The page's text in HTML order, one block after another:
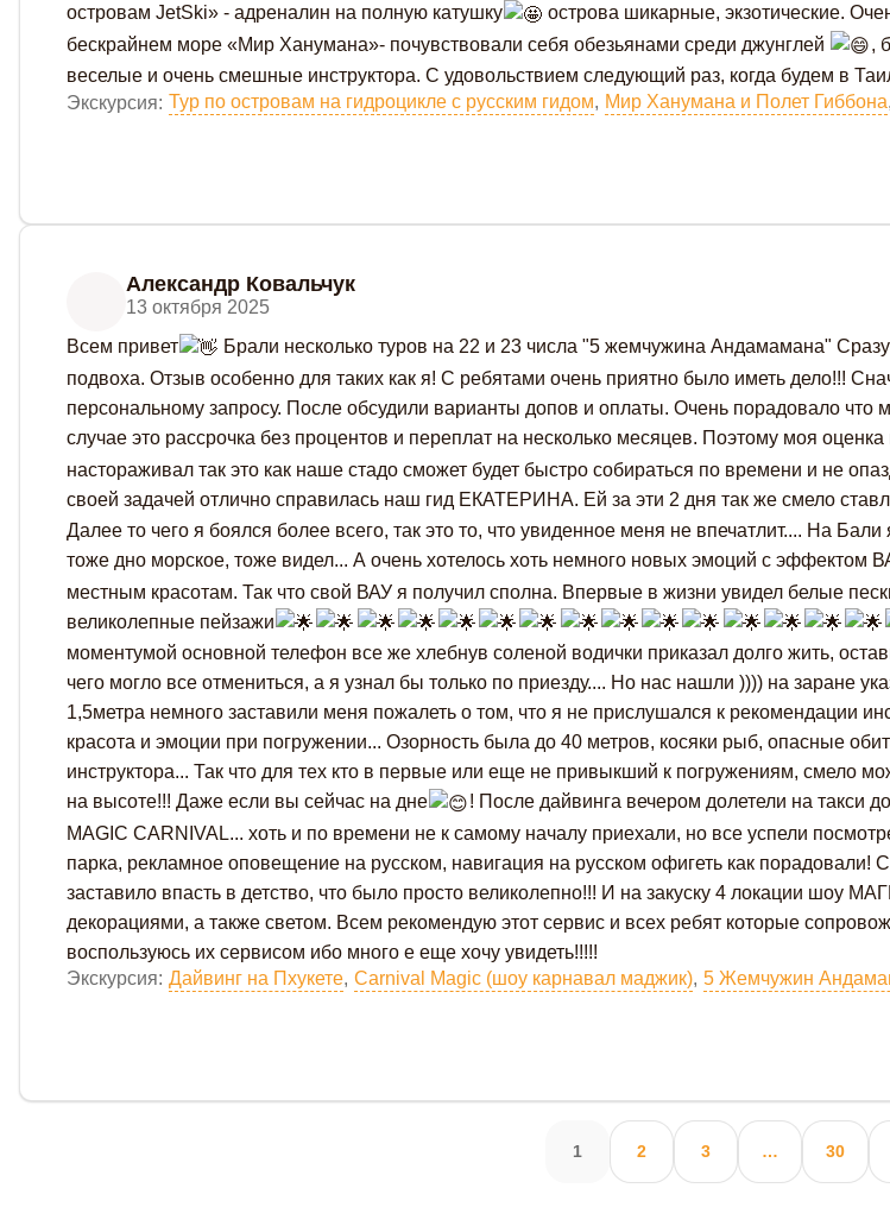
островам JetSki» - адреналин на полную катушку
острова шикарные, экзотические.
бескрайнем море «Мир Ханумана»- почувствовали себя обезьянами среди джунглей
,
веселые и очень смешные инструктора. С удовольствием следующий раз, когда будем в
Экскурсия: Тур по островам на гидроцикле с русским гидом, Мир Ханумана и Полет Гиббона,
Александр Ковальчук
13 октября 2025
Всем привет
Брали несколько туров на 22 и 23 числа "5 жемчужина Андамамана"
подвоха. Отзыв особенно для таких как я! С ребятами очень приятно было иметь дело!!!
персональному запросу. После обсудили варианты допов и оплаты. Очень порадовало что
случае это рассрочка без процентов и переплат на несколько месяцев. Поэтому моя
настораживал так это как наше стадо сможет будет быстро собираться по времени и не
своей задачей отлично справилась наш гид ЕКАТЕРИНА. Ей за эти 2 дня так же смело
Далее то чего я боялся более всего, так это то, что увиденное меня не впечатлит.... На
тоже дно морское, тоже видел... А очень хотелось хоть немного новых эмоций с эффектом
местным красотам. Так что свой ВАУ я получил сполна. Впервые в жизни увидел белые
великолепные пейзажи
моментумой основной телефон все же хлебнув соленой водички приказал долго жить,
чего могло все отмениться, а я узнал бы только по приезду.... Но нас нашли )))) на заране
1,5метра немного заставили меня пожалеть о том, что я не прислушался к рекомендации
красота и эмоции при погружении... Озорность была до 40 метров, косяки рыб, опасные
инструктора... Так что для тех кто в первые или еще не привыкший к погружениям, смело
на высоте!!! Даже если вы сейчас на дне
! После дайвинга вечером долетели на такси
MAGIC CARNIVAL... хоть и по времени не к самому началу приехали, но все успели
парка, рекламное оповещение на русском, навигация на русском офигеть как
заставило впасть в детство, что было просто великолепно!!! И на закуску 4 локации шоу
декорациями, а также светом. Всем рекомендую этот сервис и всех ребят которые
воспользуюсь их сервисом ибо много е еще хочу увидеть!!!!!
Экскурсия: Дайвинг на Пхукете, Carnival Magic (шоу карнавал маджик),
Навигация
по1 2 3 … 30